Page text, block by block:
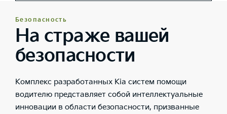
Безопасность
На страже вашей
безопасности
Комплекс разработанных Kia систем помощи
водителю представляет собой интеллектуальные
инновации в области безопасности, призванные